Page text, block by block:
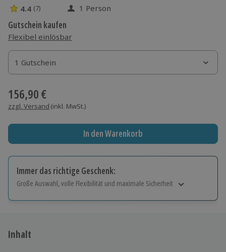
4.4 Sterne von 5 aus 7 Bewertungen
4.4 (7) 1 Person
Gutschein kaufen
Flexibel einlösbar
1 Gutschein
1 Gutschein
1 Gutschein
156,90 €
zzgl. Versand (inkl. MwSt.)
In den Warenkorb
Immer das richtige Geschenk:
Große Auswahl, volle Flexibilität und maximale Sicherheit
Jeder Gutschein für alle Erlebnisse einlösbar.
Inhalt